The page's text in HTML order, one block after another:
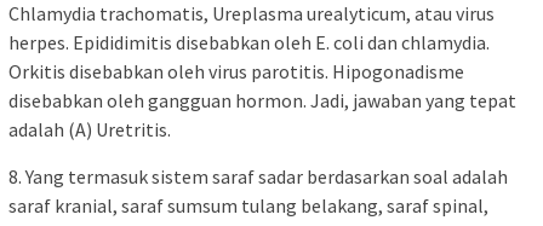
Chlamydia trachomatis, Ureplasma urealyticum, atau virus
herpes. Epididimitis disebabkan oleh E. coli dan chlamydia.
Orkitis disebabkan oleh virus parotitis. Hipogonadisme
disebabkan oleh gangguan hormon. Jadi, jawaban yang tepat
adalah (A) Uretritis.
8. Yang termasuk sistem saraf sadar berdasarkan soal adalah
saraf kranial, saraf sumsum tulang belakang, saraf spinal,